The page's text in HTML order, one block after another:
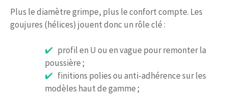
Plus le diamètre grimpe, plus le confort compte. Les
goujures (hélices) jouent donc un rôle clé :
profil en U ou en vague pour remonter la
poussière ;
finitions polies ou anti-adhérence sur les
modèles haut de gamme ;